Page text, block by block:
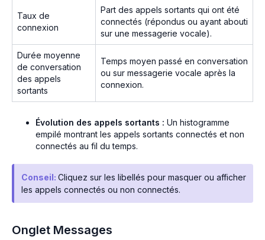
Taux de
connexion
Part des appels sortants qui ont été
connectés (répondus ou ayant abouti
sur une messagerie vocale).
Durée moyenne
de conversation
des appels
sortants
Temps moyen passé en conversation
ou sur messagerie vocale après la
connexion.
Évolution des appels sortants : Un histogramme
empilé montrant les appels sortants connectés et non
connectés au fil du temps.
Conseil: Cliquez sur les libellés pour masquer ou afficher
les appels connectés ou non connectés.
Onglet Messages